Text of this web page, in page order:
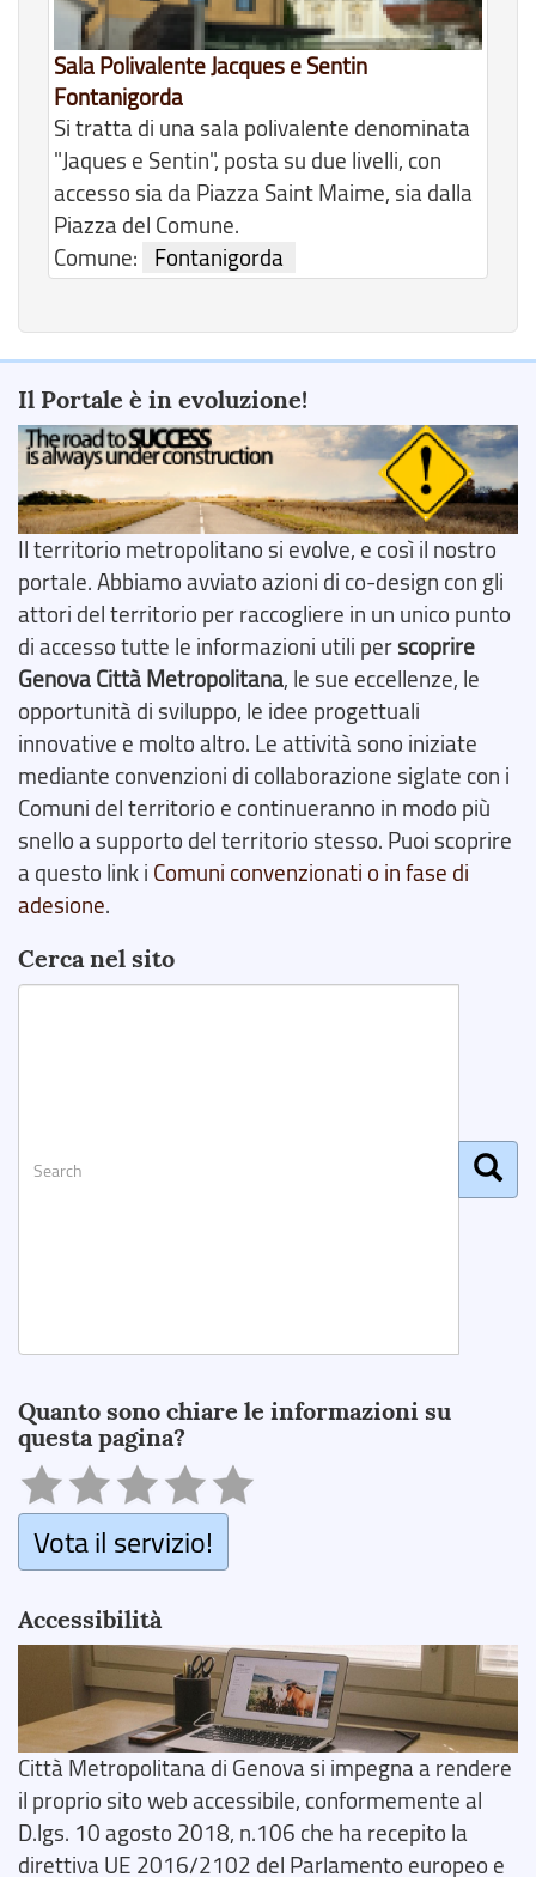
Sala Polivalente Jacques e Sentin
Fontanigorda
Si tratta di una sala polivalente denominata
"Jaques e Sentin", posta su due livelli, con
accesso sia da Piazza Saint Maime, sia dalla
Piazza del Comune.
Comune:
Fontanigorda
Il Portale è in evoluzione!
Il territorio metropolitano si evolve, e così il nostro
portale. Abbiamo avviato azioni di co-design con gli
attori del territorio per raccogliere in un unico punto
di accesso tutte le informazioni utili perscoprire
Genova Città Metropolitana, le sue eccellenze, le
opportunità di sviluppo, le idee progettuali
innovative e molto altro. Le attività sono iniziate
mediante convenzioni di collaborazione siglate con i
Comuni del territorio e continueranno in modo più
snello a supporto del territorio stesso. Puoi scoprire
a questo link i Comuni convenzionati o in fase di
adesione.
Cerca nel sito
Quanto sono chiare le informazioni su
questa pagina?
Vota il servizio!
Accessibilità
Città Metropolitana di Genova si impegna a rendere
il proprio sito web accessibile, conformemente al
D.lgs. 10 agosto 2018, n.106 che ha recepito la
direttiva UE 2016/2102 del Parlamento europeo e